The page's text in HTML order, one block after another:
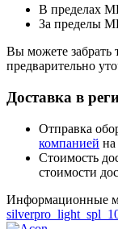
В пределах
За пределы
Вы можете забрать
предварительно
Доставка в
Отправка
компанией
Стоимость
стоимости
Информационные